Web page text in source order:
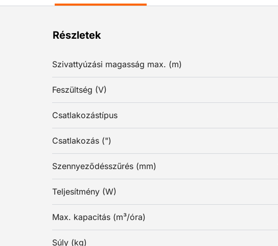
Részletek
Szivattyúzási magasság max. (m)
Feszültség (V)
Csatlakozástípus
Csatlakozás (")
Szennyeződésszűrés (mm)
Teljesítmény (W)
Max. kapacitás (m³/óra)
Súly (kg)